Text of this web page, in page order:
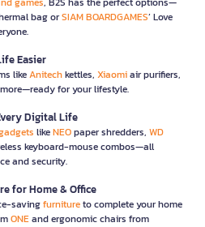
bag orSIAM BOARDGAMES’ Love
Easier
likeAnitechkettles, Xiaomiair purifiers,
for your lifestyle.
Digital Life
likeNEOpaper shredders, WD
keyboard-mouse combos—all
and security.
for Home & Office
savingfurnitureto complete your home
ONEand ergonomic chairs from